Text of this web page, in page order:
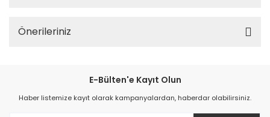
Önerileriniz
E-Bülten'e Kayıt Olun
Haber listemize kayıt olarak kampanyalardan, haberdar olabilirsiniz.